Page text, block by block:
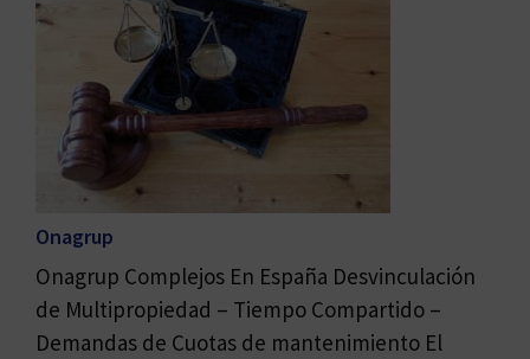
Onagrup
Onagrup Complejos En España Desvinculación
de Multipropiedad – Tiempo Compartido –
Demandas de Cuotas de mantenimiento El